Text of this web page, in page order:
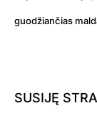
guodžiančias
SUSIJĘ